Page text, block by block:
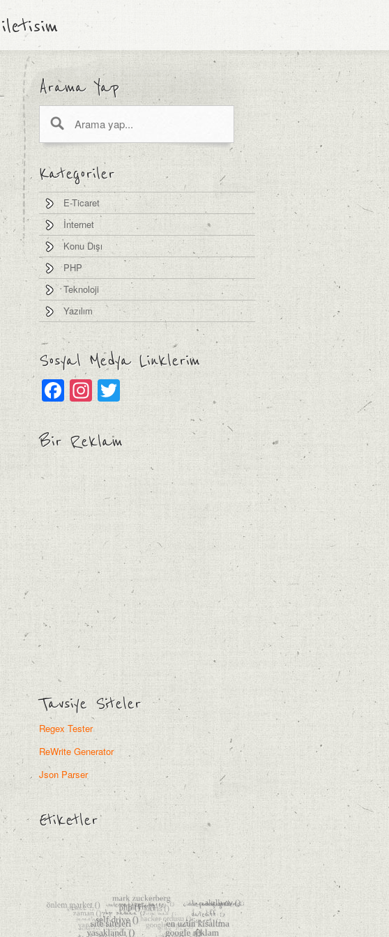
iletisim
Arama Yap
Kategoriler
E-Ticaret
İnternet
Konu Dışı
PHP
Teknoloji
Yazılım
Sosyal Medya Linklerim
Facebook
Instagram
Twitter
Bir Reklam
Tavsiye Siteler
Regex Tester
ReWrite Generator
Json Parser
Etiketler